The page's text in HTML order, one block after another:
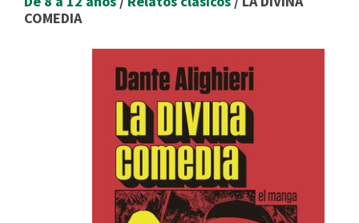
COMEDIA